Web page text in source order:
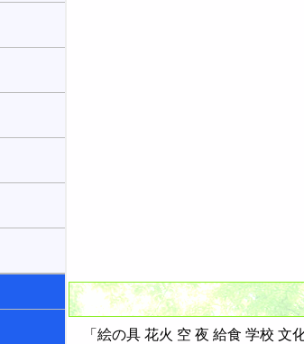
「絵の具 花火 空 夜 給食 学校 文